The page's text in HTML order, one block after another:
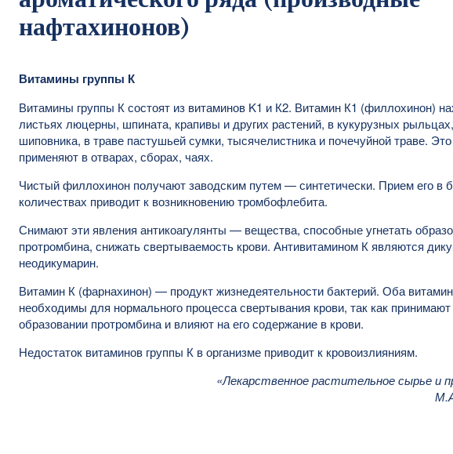
нафтахинонов)
Витамины группы К
Витамины группы К состоят из витаминов K1 и К2. Витамин К1 (филлохинон)
листьях люцерны, шпината, крапивы и других растений, в кукурузных
шиповника, в траве пастушьей сумки, тысячелистника и почечуйной траве.
применяют в отварах, сборах, чаях.
Чистый филлохинон получают заводским путем — синтетически. Прием его в
количествах приводит к возникновению тромбофлебита.
Снимают эти явления антикоагулянты — вещества, способные угнетать
протромбина, снижать свертываемость крови. Антивитамином К являются
неодикумарин.
Витамин К (фарнахинон) — продукт жизнедеятельности бактерий. Оба
необходимы для нормального процесса свертывания крови, так как принимают
образовании протромбина и влияют на его содержание в крови.
Недостаток витаминов группы К в организме приводит к кровоизлияниям.
«Лекарственное растительное сырье и